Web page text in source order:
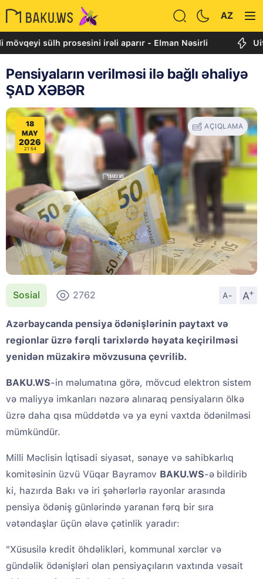
AZ
sülh prosesini irəli aparır - Elman Nəsirli Uitkoff:
Pensiyaların verilməsi ilə bağlı əhaliyə
ŞAD XƏBƏR
18
MAY
2026
21:54
AÇIQLAMA
Sosial 2762 A- A
+
Azərbaycanda pensiya ödənişlərinin paytaxt və
regionlar üzrə fərqli tarixlərdə həyata keçirilməsi
yenidən müzakirə mövzusuna çevrilib.
BAKU.WS-in məlumatına görə, mövcud elektron sistem
və maliyyə imkanları nəzərə alınaraq pensiyaların ölkə
üzrə daha qısa müddətdə və ya eyni vaxtda ödənilməsi
mümkündür.
Milli Məclisin İqtisadi siyasət, sənaye və sahibkarlıq
komitəsinin üzvü Vüqar Bayramov BAKU.WS-ə bildirib
ki, hazırda Bakı və iri şəhərlərlə rayonlar arasında
pensiya ödəniş günlərində yaranan fərq bir sıra
vətəndaşlar üçün əlavə çətinlik yaradır:
"Xüsusilə kredit öhdəlikləri, kommunal xərclər və
gündəlik ödənişləri olan pensiyaçıların vaxtında vəsait